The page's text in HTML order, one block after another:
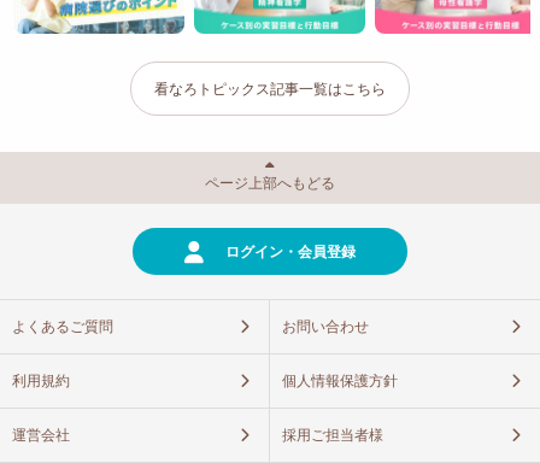
看なろトピックス記事一覧はこちら
ページ上部へもどる
ログイン・会員登録
よくあるご質問 お問い合わせ
利用規約 個人情報保護方針
運営会社 採用ご担当者様